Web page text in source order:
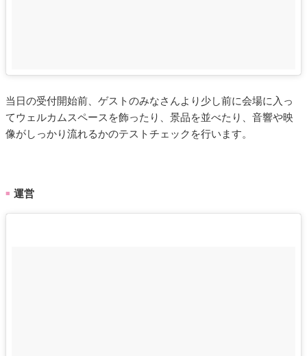
当日の受付開始前、ゲストのみなさんより少し前に会場に入っ
てウェルカムスペースを飾ったり、景品を並べたり、音響や映
像がしっかり流れるかのテストチェックを行います。
■ 運営